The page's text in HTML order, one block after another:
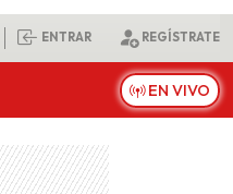
ENTRAR REGÍSTRATE
EN VIVO